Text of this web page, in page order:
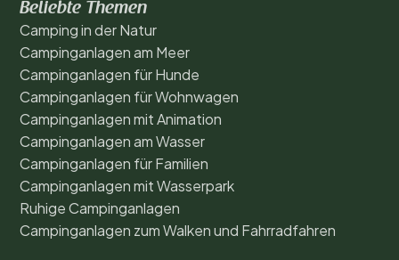
Beliebte Themen
Camping in der Natur
Campinganlagen am Meer
Campinganlagen für Hunde
Campinganlagen für Wohnwagen
Campinganlagen mit Animation
Campinganlagen am Wasser
Campinganlagen für Familien
Campinganlagen mit Wasserpark
Ruhige Campinganlagen
Campinganlagen zum Walken und Fahrradfahren